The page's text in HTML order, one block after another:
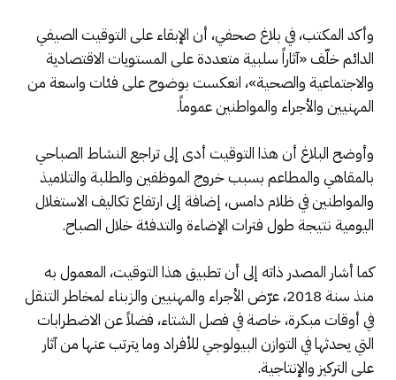
وأكد المكتب، في بلاغ صحفي، أن الإبقاء على التوقيت الصيفي
الدائم خلّف «آثاراً سلبية متعددة على المستويات الاقتصادية
والاجتماعية والصحية»، انعكست بوضوح على فئات واسعة من
المهنيين والأجراء والمواطنين عموماً.
وأوضح البلاغ أن هذا التوقيت أدى إلى تراجع النشاط الصباحي
بالمقاهي والمطاعم بسبب خروج الموظفين والطلبة والتلاميذ
والمواطنين في ظلام دامس، إضافة إلى ارتفاع تكاليف الاستغلال
اليومية نتيجة طول فترات الإضاءة والتدفئة خلال الصباح.
كما أشار المصدر ذاته إلى أن تطبيق هذا التوقيت، المعمول به
منذ سنة 2018، عرّض الأجراء والمهنيين والزبناء لمخاطر التنقل
في أوقات مبكرة، خاصة في فصل الشتاء، فضلاً عن الاضطرابات
التي يحدثها في التوازن البيولوجي للأفراد وما يترتب عنها من آثار
على التركيز والإنتاجية.